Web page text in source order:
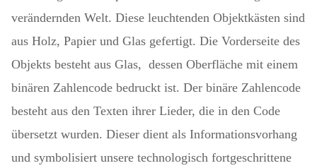
verändernden Welt. Diese leuchtenden Objektkästen sind
aus Holz, Papier und Glas gefertigt. Die Vorderseite des
Objekts besteht aus Glas, dessen Oberfläche mit einem
binären Zahlencode bedruckt ist. Der binäre Zahlencode
besteht aus den Texten ihrer Lieder, die in den Code
übersetzt wurden. Dieser dient als Informationsvorhang
und symbolisiert unsere technologisch fortgeschrittene